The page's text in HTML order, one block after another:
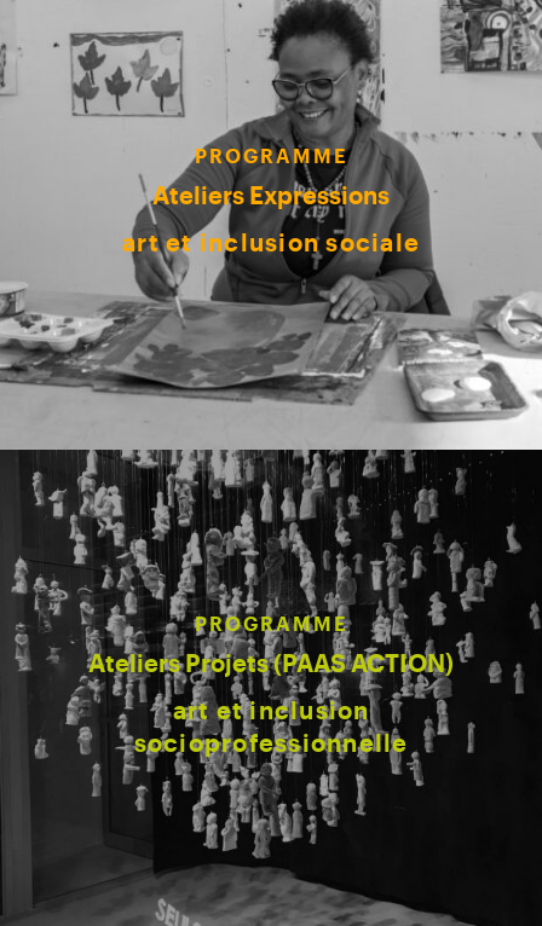
PROGRAMME
Ateliers Expressions
art et inclusion sociale
PROGRAMME
Ateliers Projets (PAAS ACTION)
art et inclusion
socioprofessionnelle